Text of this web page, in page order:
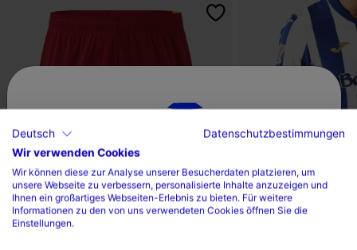
Wählen sie ihr land und ihre sprache
Land
Deutsch
Datenschutzbestimmungen
Wir verwenden Cookies
Wir können diese zur Analyse unserer Besucherdaten platzieren, um
unsere Webseite zu verbessern, personalisierte Inhalte anzuzeigen und
Ihnen ein großartiges Webseiten-Erlebnis zu bieten. Für weitere
Informationen zu den von uns verwendeten Cookies öffnen Sie die
Einstellungen.